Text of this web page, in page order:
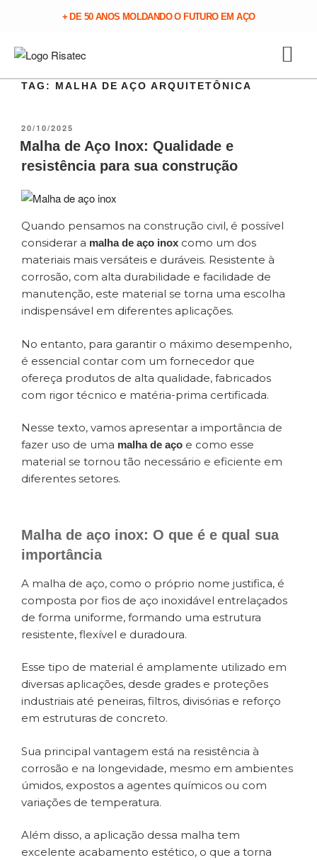
+ DE 50 ANOS MOLDANDO O FUTURO EM AÇO
TAG: MALHA DE AÇO ARQUITETÔNICA
20/10/2025
Malha de Aço Inox: Qualidade e
resistência para sua construção
Quando pensamos na construção civil, é possível
considerar a malha de aço inox como um dos
materiais mais versáteis e duráveis. Resistente à
corrosão, com alta durabilidade e facilidade de
manutenção, este material se torna uma escolha
indispensável em diferentes aplicações.
No entanto, para garantir o máximo desempenho,
é essencial contar com um fornecedor que
ofereça produtos de alta qualidade, fabricados
com rigor técnico e matéria-prima certificada.
Nesse texto, vamos apresentar a importância de
fazer uso de uma malha de aço e como esse
material se tornou tão necessário e eficiente em
diferentes setores.
Malha de aço inox: O que é e qual sua
importância
A malha de aço, como o próprio nome justifica, é
composta por fios de aço inoxidável entrelaçados
de forma uniforme, formando uma estrutura
resistente, flexível e duradoura.
Esse tipo de material é amplamente utilizado em
diversas aplicações, desde grades e proteções
industriais até peneiras, filtros, divisórias e reforço
em estruturas de concreto.
Sua principal vantagem está na resistência à
corrosão e na longevidade, mesmo em ambientes
úmidos, expostos a agentes químicos ou com
variações de temperatura.
Além disso, a aplicação dessa malha tem
excelente acabamento estético, o que a torna